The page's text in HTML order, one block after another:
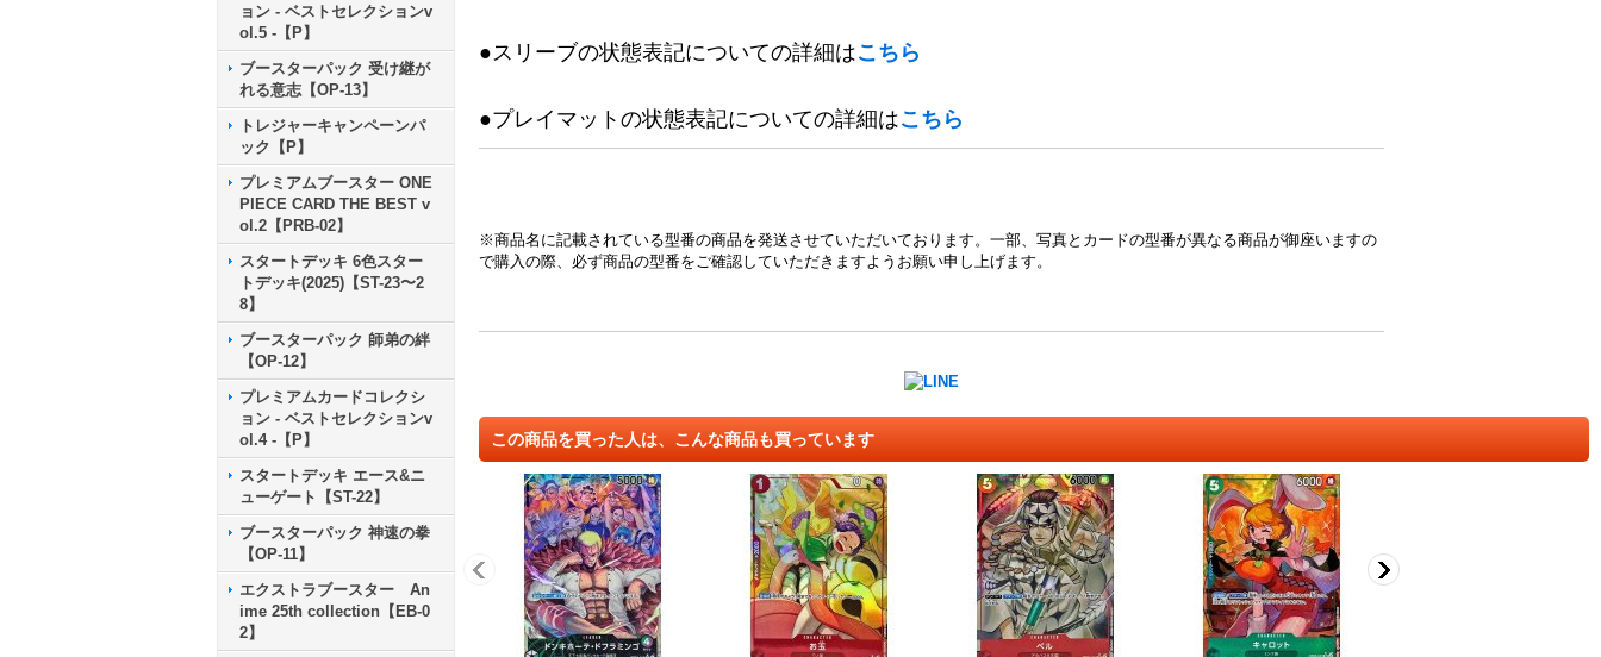
ョン - ベストセレクションv
ol.5 -【P】
ブースターパック 受け継が
れる意志【OP-13】
トレジャーキャンペーンパ
ック【P】
プレミアムブースター ONE
PIECE CARD THE BEST v
ol.2【PRB-02】
スタートデッキ 6色スター
トデッキ(2025)【ST-23〜2
8】
ブースターパック 師弟の絆
【OP-12】
プレミアムカードコレクシ
ョン - ベストセレクションv
ol.4 -【P】
スタートデッキ エース&ニ
ューゲート【ST-22】
ブースターパック 神速の拳
【OP-11】
エクストラブースター An
ime 25th collection【EB-0
2】
●スリーブの状態表記についての詳細はこちら
●プレイマットの状態表記についての詳細はこちら
※商品名に記載されている型番の商品を発送させていただいております。一部、写真とカードの型番が異なる商品が御座いますの
で購入の際、必ず商品の型番をご確認していただきますようお願い申し上げます。
この商品を買った人は、こんな商品も買っています